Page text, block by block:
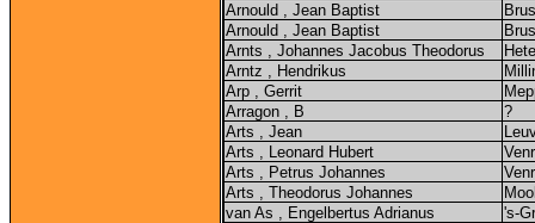
Arnould , Jean Baptist
Arnould , Jean Baptist
Arnts , Johannes Jacobus Theodorus
Arntz , Hendrikus
Arp , Gerrit
Arragon , B
?
Arts , Jean
Arts , Leonard Hubert
Arts , Petrus Johannes
Arts , Theodorus Johannes
van As , Engelbertus Adrianus
's-